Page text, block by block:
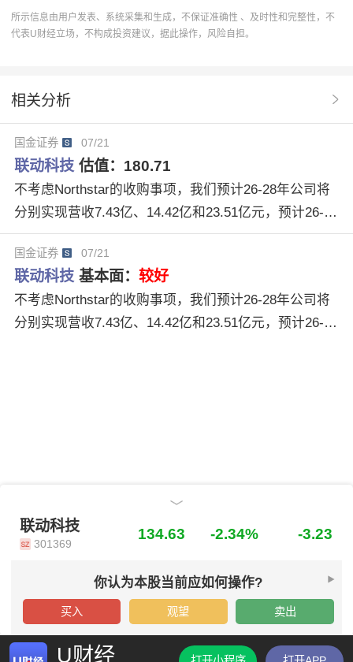
机构 估值 评级 分析 趋势 研报
第三代半导体测试
QT9800EXA SiCGaN功率器件测试
所示信息由用户发表、系统采集和生成，不保证准确性 、及时性和完整性，不
代表U财经立场，不构成投资建议，据此操作，风险自担。
相关分析
国金证券 07/21
联动科技 估值： 180.71
不考虑Northstar的收购事项，我们预计26-28年公司将
分别实现营收7.43亿、14.42亿和23.51亿元，预计26-28
年实现归母净利润分别为1.04、3.08和6.16亿元，对应
PE为145、49、25倍。考虑到公司是国内功率半导体测
试设备核心供应商，迎来下游行业景气度反转与外延跨
界存储的双重催化，给予2027年60xPE，目标价180.71
元，首次覆盖，给予“买入”评级。
国金证券 07/21
联动科技 基本面： 较好
不考虑Northstar的收购事项，我们预计26-28年公司将
分别实现营收7.43亿、14.42亿和23.51亿元，预计26-28
联动科技
联动科技
301369
134.63 -2.34% -3.23
你认为本股当前应如何操作?
买入 观望 卖出
U财经